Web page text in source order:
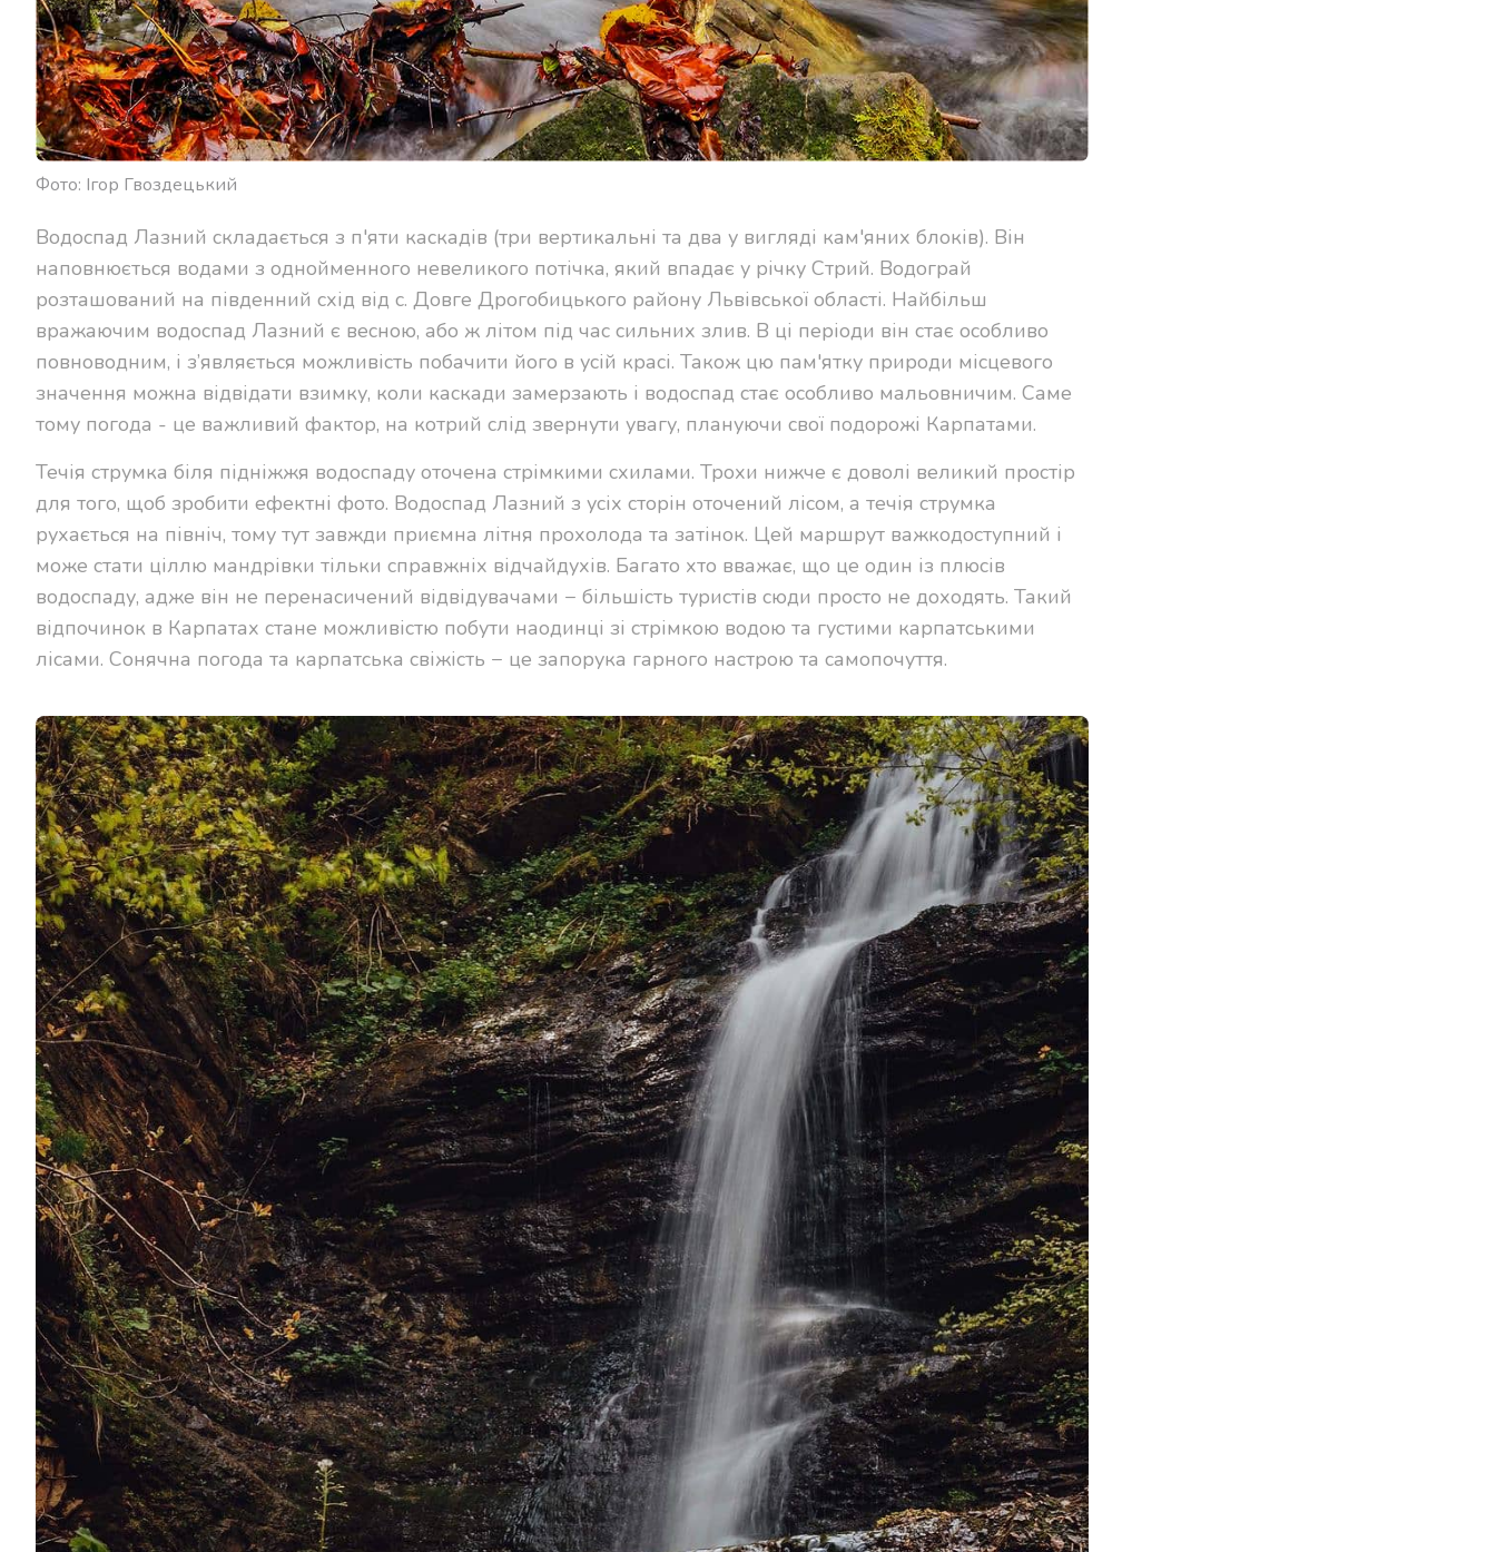
Фото: Ігор Гвоздецький
Водоспад Лазний складається з п'яти каскадів (три вертикальні та два у вигляді кам'яних блоків). Він
наповнюється водами з однойменного невеликого потічка, який впадає у річку Стрий. Водограй
розташований на південний схід від с. Довге Дрогобицького району Львівської області. Найбільш
вражаючим водоспад Лазний є весною, або ж літом під час сильних злив. В ці періоди він стає особливо
повноводним, і з’являється можливість побачити його в усій красі. Також цю пам'ятку природи місцевого
значення можна відвідати взимку, коли каскади замерзають і водоспад стає особливо мальовничим. Саме
тому погода - це важливий фактор, на котрий слід звернути увагу, плануючи свої подорожі Карпатами.
Течія струмка біля підніжжя водоспаду оточена стрімкими схилами. Трохи нижче є доволі великий простір
для того, щоб зробити ефектні фото. Водоспад Лазний з усіх сторін оточений лісом, а течія струмка
рухається на північ, тому тут завжди приємна літня прохолода та затінок. Цей маршрут важкодоступний і
може стати ціллю мандрівки тільки справжніх відчайдухів. Багато хто вважає, що це один із плюсів
водоспаду, адже він не перенасичений відвідувачами − більшість туристів сюди просто не доходять. Такий
відпочинок в Карпатах стане можливістю побути наодинці зі стрімкою водою та густими карпатськими
лісами. Сонячна погода та карпатська свіжість − це запорука гарного настрою та самопочуття.